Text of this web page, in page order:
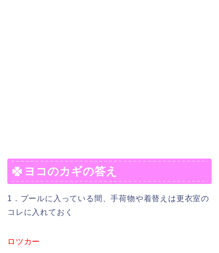
ヨコのカギの答え
1．プールに入っている間、手荷物や着替えは更衣室の
コレに入れておく
ロツカー